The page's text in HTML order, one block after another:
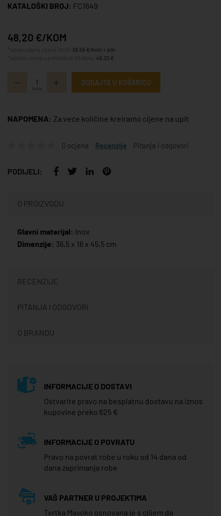
KATALOŠKI BROJ: FC1649
48,20 €/KOM
38,56 €/kom + pdv
48,20 €
kom
DODAJTE U KOŠARICU
NAPOMENA: Za veće količine kreiramo cijene na upit
0 ocjena Recenzije Pitanja i odgovori
PODIJELI:
O PROIZVODU
Glavni materijal: Inox
Dimenzije: 36,5 x 16 x 45,5 cm
RECENZIJE
PITANJA I ODGOVORI
O BRANDU
INFORMACIJE O DOSTAVI
Ostvarite pravo na besplatnu dostavu na iznos
kupovine preko 625 €
INFORMACIJE O POVRATU
Pravo na povrat robe u roku od 14 dana od
dana zaprimanja robe
VAŠ PARTNER U PROJEKTIMA
Tvrtka Mayoko osnovana je s ciljem da